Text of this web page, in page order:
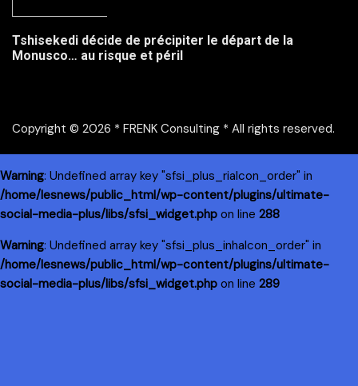
Tshisekedi décide de précipiter le départ de la
Monusco… au risque et péril
Copyright © 2026 * FRENK Consulting * All rights reserved.
Warning: Undefined array key "sfsi_plus_riaIcon_order" in
/home/lesnews/public_html/wp-content/plugins/ultimate-
social-media-plus/libs/sfsi_widget.php on line 288
Warning: Undefined array key "sfsi_plus_inhaIcon_order" in
/home/lesnews/public_html/wp-content/plugins/ultimate-
social-media-plus/libs/sfsi_widget.php on line 289